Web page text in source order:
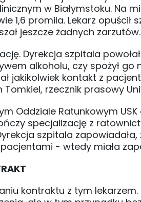
w Białymstoku. Na
1,6 promila. Lekarz
jeszcze żadnych zarzutów.
Dyrekcja szpitala
alkoholu, czy spożył
jakikolwiek kontakt z
Tomkiel, rzecznik prasowy
Oddziale Ratunkowym
specjalizację z
szpitala
- wtedy miała
kontraktu z tym